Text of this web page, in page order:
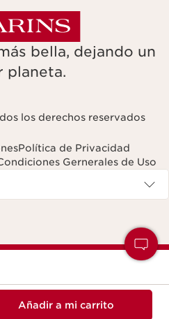
Añadir a mi carrito
bella, dejando un
planeta.
los derechos reservados
Política de Privacidad
Gernerales de Uso